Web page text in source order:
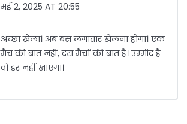
मई 2, 2025 AT 20:55
अच्छा खेला। अब बस लगातार खेलना होगा। एक
मैच की बात नहीं, दस मैचों की बात है। उम्मीद है
वो डर नहीं खाएगा।